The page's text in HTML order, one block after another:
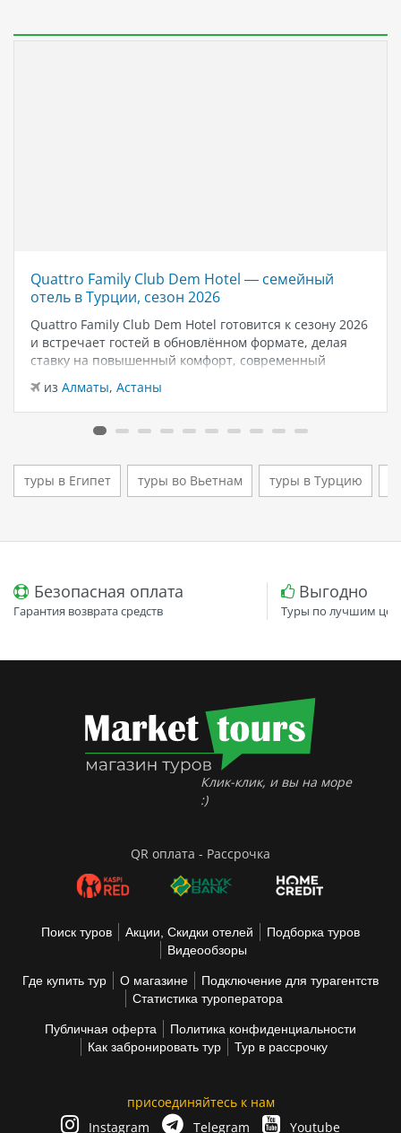
Quattro Family Club Dem Hotel — семейный
отель в Турции, сезон 2026
Quattro Family Club Dem Hotel готовится к сезону 2026
и встречает гостей в обновлённом формате, делая
ставку на повышенный комфорт, современный
моря. Отель остаётся популярным выбором для тех,
кто ищет семейный отель в…
из Алматы, Астаны
туры в Египет туры во Вьетнам туры в Турцию
Безопасная оплата
Гарантия возврата средств
Выгодно
Туры по лучшим
Клик-клик, и вы на море
:)
QR оплата - Рассрочка
Поиск туров Акции, Скидки отелей
Подборка туров
Видеообзоры
Где купить тур О магазине
Подключение для турагентств
Статистика туроператора
Публичная оферта
Политика конфиденциальности
Как забронировать тур
Тур в рассрочку
присоединяйтесь к нам
Instagram
Telegram Youtube